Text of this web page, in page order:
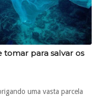
tomar para salvar os
uma vasta parcela